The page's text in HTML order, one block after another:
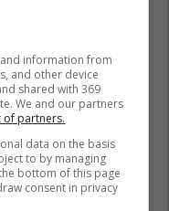
information from
and other device
shared with 369
We and our partners
of partners.
data on the basis
to by managing
bottom of this page
consent in privacy